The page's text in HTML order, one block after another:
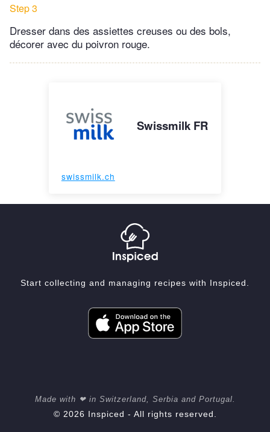
Step 3
Dresser dans des assiettes creuses ou des bols,
décorer avec du poivron rouge.
Swissmilk FR
swissmilk.ch
Start collecting and managing recipes with Inspiced.
Made with ❤ in Switzerland, Serbia and Portugal.
© 2026 Inspiced - All rights reserved.